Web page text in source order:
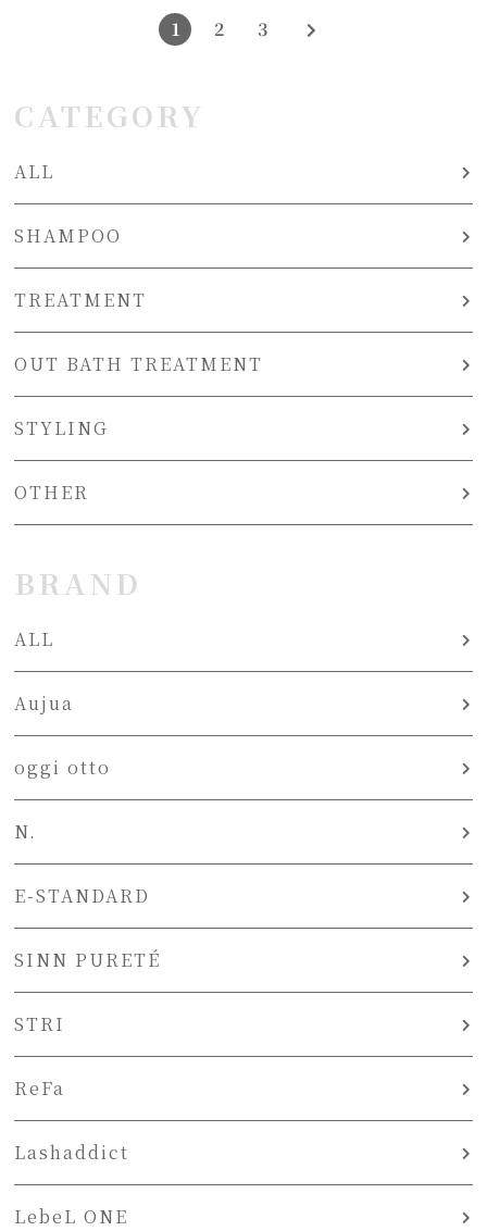
1 2 3
CATEGORY
ALL
SHAMPOO
TREATMENT
OUT BATH TREATMENT
STYLING
OTHER
BRAND
ALL
Aujua
oggi otto
N.
E-STANDARD
SINN PURETÉ
STRI
ReFa
Lashaddict
LebeL ONE